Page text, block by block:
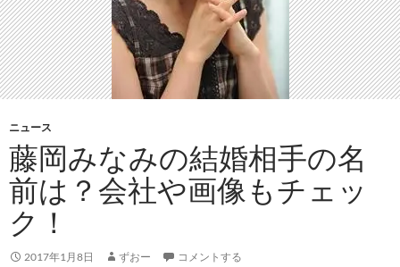
ニュース
藤岡みなみの結婚相手の名
前は？会社や画像もチェッ
ク！
2017年1月8日 ずおー コメントする